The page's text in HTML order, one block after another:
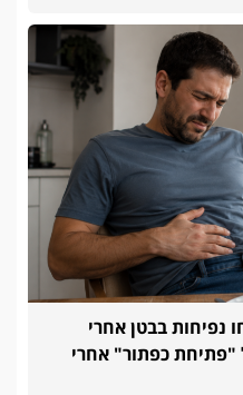
נפיחות בבטן אחרי
"פתיחת כפתור" אחרי